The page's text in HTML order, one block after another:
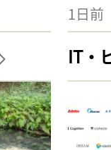
1日前
IT・